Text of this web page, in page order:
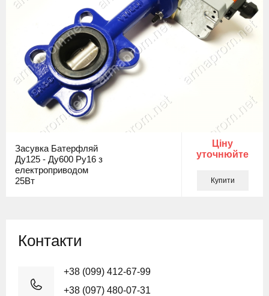
Засувка Батерфляй
Ду125 - Ду600 Ру16 з
електроприводом
25Вт
Ціну
уточнюйте
Купити
Контакти
+38 (099) 412-67-99
+38 (097) 480-07-31